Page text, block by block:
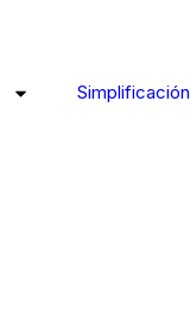
Simplificación